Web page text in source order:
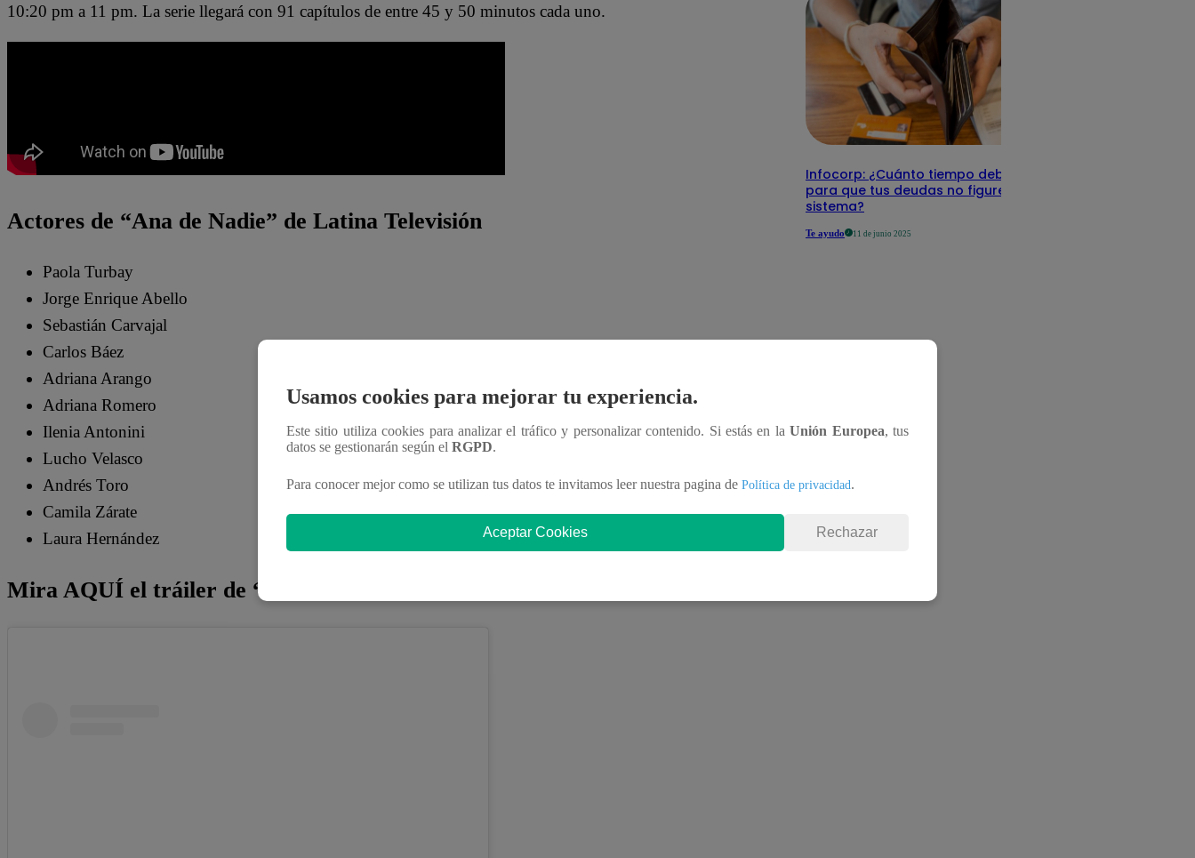
10:20 pm a 11 pm. La serie llegará con 91 capítulos de entre 45 y 50 minutos cada uno.
Actores de “Ana de Nadie” de Latina Televisión
Paola Turbay
Jorge Enrique Abello
Sebastián Carvajal
Carlos Báez
Adriana Arango
Adriana Romero
Ilenia Antonini
Lucho Velasco
Andrés Toro
Camila Zárate
Laura Hernández
Mira AQUÍ el tráiler de “Ana de Nadie” de Latina Televisión
Infocorp: ¿Cuánto tiempo debe pasar
para que tus deudas no figuren en su
sistema?
Te ayudo 11 de junio 2025
Usamos cookies para mejorar tu experiencia.
Este sitio utiliza cookies para analizar el tráfico y personalizar contenido. Si estás en laUnión Europea, tus
datos se gestionarán según el RGPD.
Para conocer mejor como se utilizan tus datos te invitamos leer nuestra pagina de Política de privacidad.
Aceptar Cookies Rechazar